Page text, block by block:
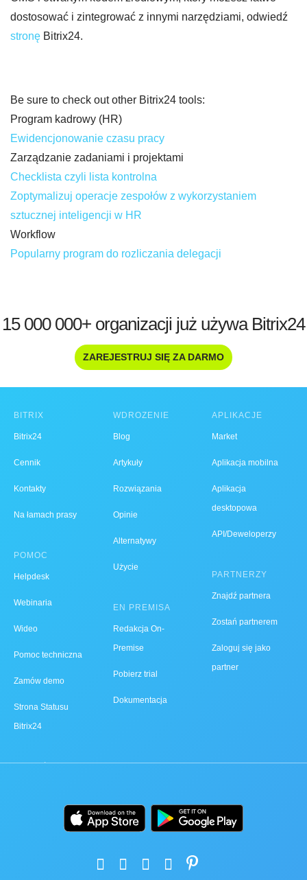
dostosować i zintegrować z innymi narzędziami, odwiedź
stronę Bitrix24.
Be sure to check out other Bitrix24 tools:
Program kadrowy (HR)
Ewidencjonowanie czasu pracy
Zarządzanie zadaniami i projektami
Checklista czyli lista kontrolna
Zoptymalizuj operacje zespołów z wykorzystaniem
sztucznej inteligencji w HR
Workflow
Popularny program do rozliczania delegacji
15 000 000+ organizacji już używa Bitrix24
ZAREJESTRUJ SIĘ ZA DARMO
BITRIX
Bitrix24
Cennik
Kontakty
Na łamach prasy
POMOC
Helpdesk
Webinaria
Wideo
Pomoc techniczna
Zamów demo
Strona Statusu
Bitrix24
WDROŻENIE
Blog
Artykuły
Rozwiązania
Opinie
Alternatywy
Użycie
EN PREMISA
Redakcja On-
Premise
Pobierz trial
Dokumentacja
APLIKACJE
Market
Aplikacja mobilna
Aplikacja
desktopowa
API/Deweloperzy
PARTNERZY
Znajdź partnera
Zostań partnerem
Zaloguj się jako
partner